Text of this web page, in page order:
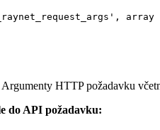
' , array
HTTP požadavku
do API požadavku: